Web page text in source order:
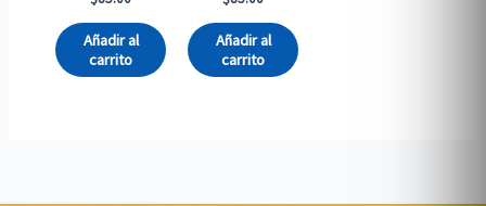
Añadir al
carrito
Añadir al
carrito